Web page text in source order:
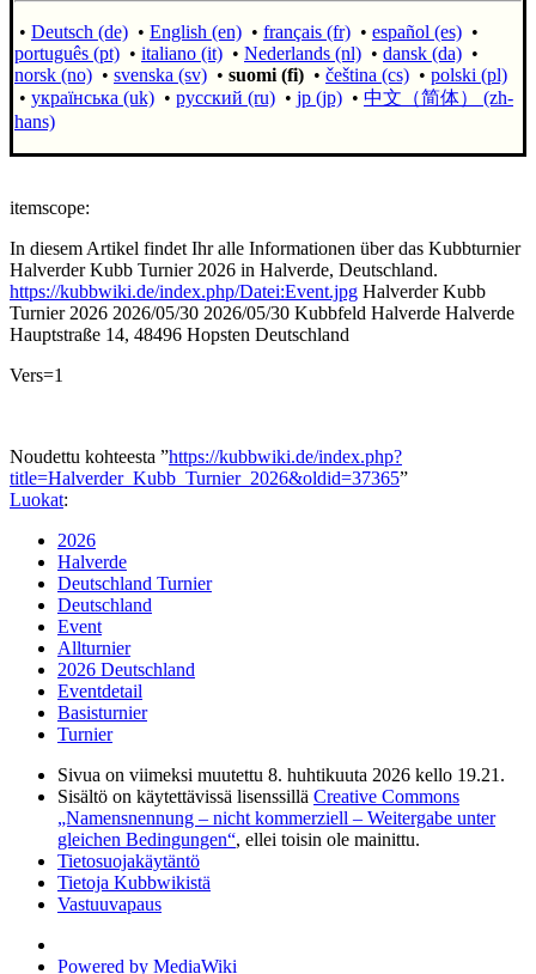
• Deutsch (de) • English (en) • français (fr) • español (es) •
português (pt) • italiano (it) • Nederlands (nl) • dansk (da) •
norsk (no) • svenska (sv) • suomi (fi) • čeština (cs) • polski (pl)
• українська (uk) • русский (ru) • jp (jp) • 中文（简体）‎ (zh-
hans)
itemscope:
In diesem Artikel findet Ihr alle Informationen über das Kubbturnier
Halverder Kubb Turnier 2026 in Halverde, Deutschland.
https://kubbwiki.de/index.php/Datei:Event.jpg Halverder Kubb
Turnier 2026 2026/05/30 2026/05/30 Kubbfeld Halverde Halverde
Hauptstraße 14, 48496 Hopsten Deutschland
Vers=1
Noudettu kohteesta ”https://kubbwiki.de/index.php?
title=Halverder_Kubb_Turnier_2026&oldid=37365”
Luokat:
2026
Halverde
Deutschland Turnier
Deutschland
Event
Allturnier
2026 Deutschland
Eventdetail
Basisturnier
Turnier
Sivua on viimeksi muutettu 8. huhtikuuta 2026 kello 19.21.
Sisältö on käytettävissä lisenssillä Creative Commons
„Namensnennung – nicht kommerziell – Weitergabe unter
gleichen Bedingungen“, ellei toisin ole mainittu.
Tietosuojakäytäntö
Tietoja Kubbwikistä
Vastuuvapaus
Powered by MediaWiki